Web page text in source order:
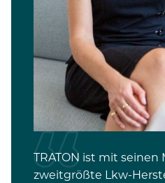
TRATON ist mit seinen
zweitgrößte Lkw-